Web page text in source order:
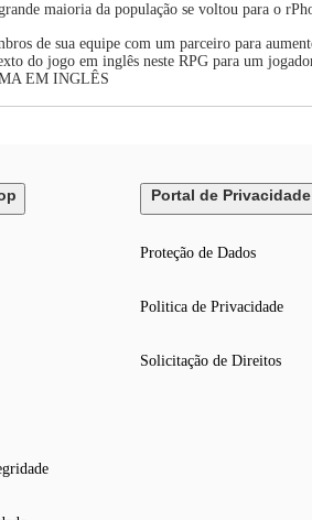
maioria da população se voltou para o
de sua equipe com um parceiro para
do jogo em inglês neste RPG para um
EM INGLÊS
Portal de Privacidade
Proteção de Dados
Politica de Privacidade
Solicitação de Direitos